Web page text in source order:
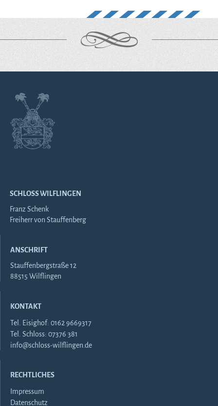
SCHLOSS WILFLINGEN
Franz Schenk
Freiherr von Stauffenberg
ANSCHRIFT
Stauffenbergstraße 12
88515 Wilflingen
KONTAKT
Tel. Eisighof: 0162 9669317
Tel. Schloss: 07376 381
info@schloss-wilflingen.de
RECHTLICHES
Impressum
Datenschutz